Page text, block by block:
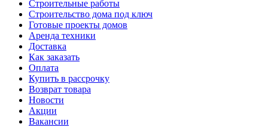
Строительные работы
Строительство дома под ключ
Готовые проекты домов
Аренда техники
Доставка
Как заказать
Оплата
Купить в рассрочку
Возврат товара
Новости
Акции
Вакансии